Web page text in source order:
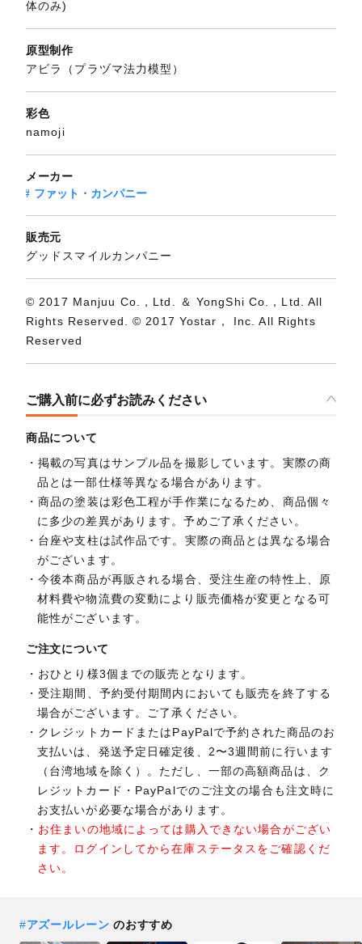
体のみ)
原型制作
アビラ（プラヅマ法力模型）
彩色
namoji
メーカー
ファット・カンパニー
販売元
グッドスマイルカンパニー
© 2017 Manjuu Co.，Ltd. ＆ YongShi Co.，Ltd. All
Rights Reserved. © 2017 Yostar， Inc. All Rights
Reserved
ご購入前に必ずお読みください
商品について
掲載の写真はサンプル品を撮影しています。実際の商
品とは一部仕様等異なる場合があります。
商品の塗装は彩色工程が手作業になるため、商品個々
に多少の差異があります。予めご了承ください。
台座や支柱は試作品です。実際の商品とは異なる場合
がございます。
今後本商品が再販される場合、受注生産の特性上、原
材料費や物流費の変動により販売価格が変更となる可
能性がございます。
ご注文について
おひとり様3個までの販売となります。
受注期間、予約受付期間内においても販売を終了する
場合がございます。ご了承ください。
クレジットカードまたはPayPalで予約された商品のお
支払いは、発送予定日確定後、2〜3週間前に行います
（台湾地域を除く）。ただし、一部の高額商品は、ク
レジットカード・PayPalでのご注文の場合も注文時に
お支払いが必要な場合があります。
お住まいの地域によっては購入できない場合がござい
ます。ログインしてから在庫ステータスをご確認くだ
さい。
#アズールレーン のおすすめ